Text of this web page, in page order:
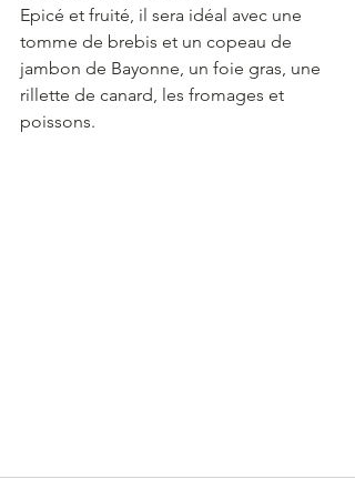
Epicé et fruité, il sera idéal avec une
tomme de brebis et un copeau de
jambon de Bayonne, un foie gras, une
rillette de canard, les fromages et
poissons.